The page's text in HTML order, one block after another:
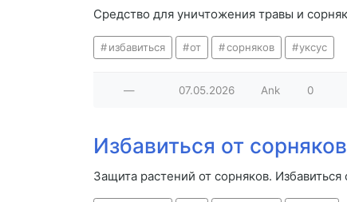
Средство для уничтожения травы и
избавиться от сорняков уксус
— 07.05.2026 Ank 0
Избавиться от
Защита растений от сорняков.